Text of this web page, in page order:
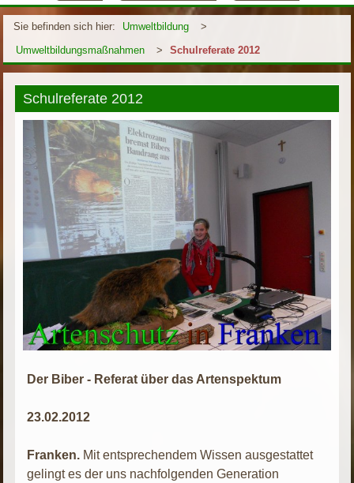
Sie befinden sich hier: Umweltbildung
>
Umweltbildungsmaßnahmen
> Schulreferate 2012
Schulreferate 2012
Der Biber - Referat über das Artenspektum
23.02.2012
Franken. Mit entsprechendem Wissen ausgestattet
gelingt es der uns nachfolgenden Generation